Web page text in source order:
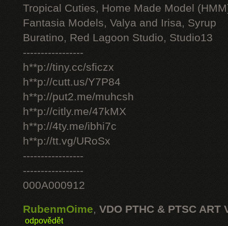
Tropical Cuties, Home Made Model
Fantasia Models, Valya and Irisa, Syrup
Buratino, Red Lagoon Studio, Studio13
-----------------
h**p://tiny.cc/sficzx
h**p://cutt.us/Y7P84
h**p://put2.me/muhcsh
h**p://citly.me/47kMX
h**p://4ty.me/ibhi7c
h**p://tt.vg/URoSx
-----------------
-----------------
000A000912
RubenmOime, VDO PTHC & PTSC ART
odpovědět